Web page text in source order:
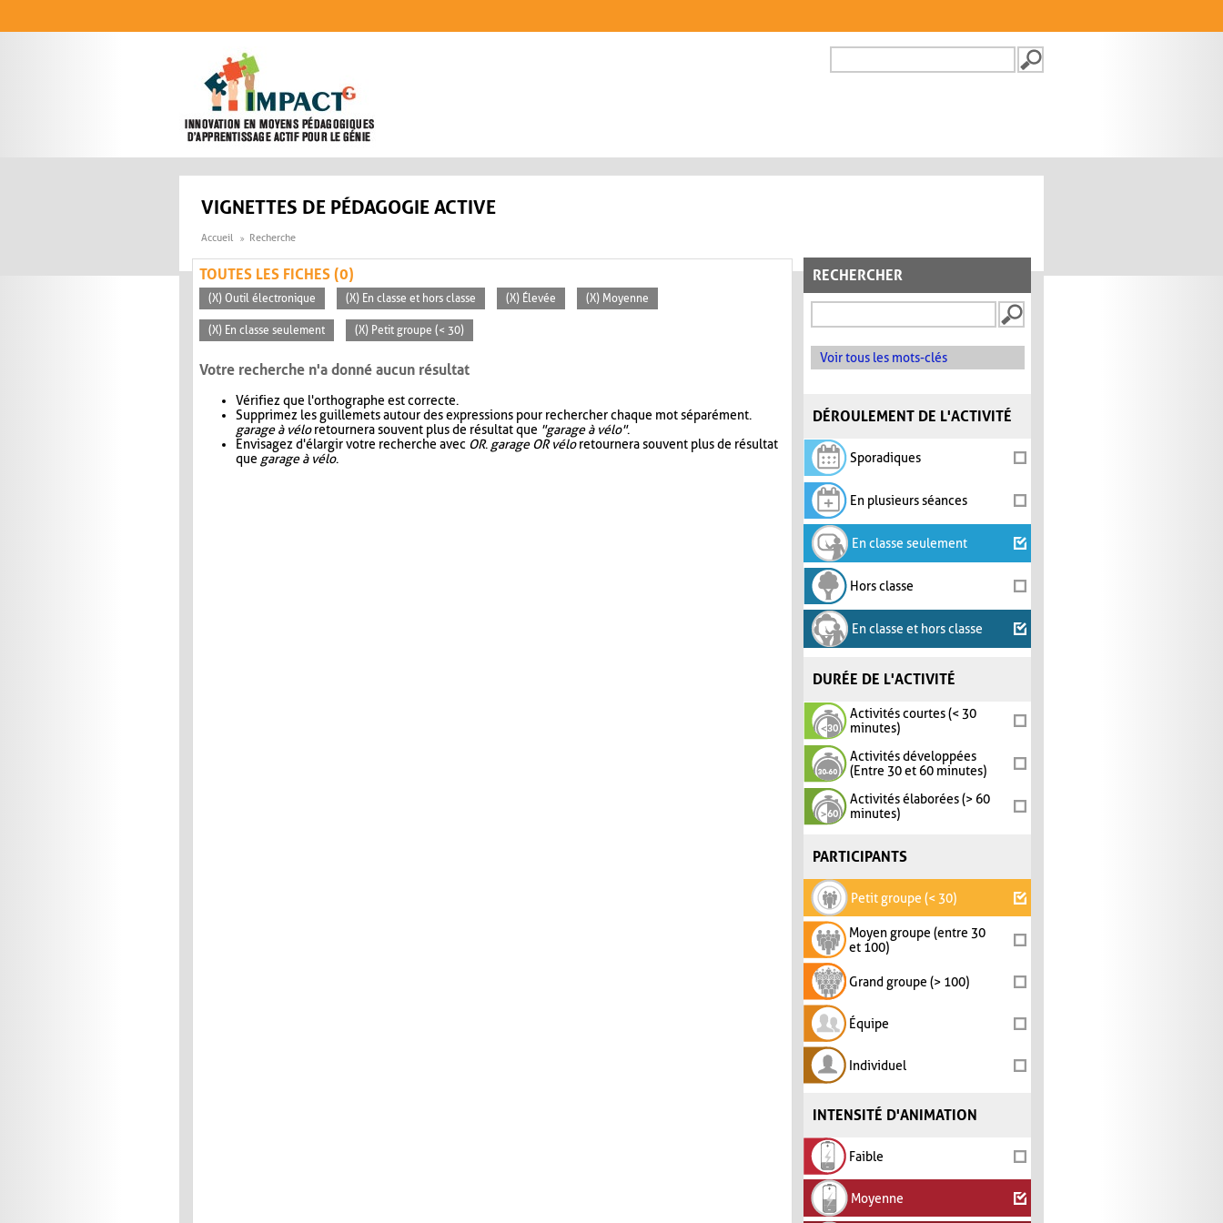
FORMULAIRE DE
VIGNETTES DE PÉDAGOGIE ACTIVE
Accueil Recherche
RECHERCHER
Voir tous les mots-clés
DÉROULEMENT DE L'ACTIVITÉ
Sporadiques
En plusieurs séances
En classe seulement
Hors classe
En classe et hors classe
DURÉE DE L'ACTIVITÉ
Activités courtes (< 30
minutes)
Activités développées
(Entre 30 et 60 minutes)
Activités élaborées (> 60
minutes)
PARTICIPANTS
Petit groupe (< 30)
Moyen groupe (entre 30
et 100)
Grand groupe (> 100)
Équipe
Individuel
INTENSITÉ D'ANIMATION
Faible
Moyenne
TOUTES LES FICHES (0)
(X) Outil électronique (X) En classe et hors classe (X) Élevée (X) Moyenne
(X) En classe seulement (X) Petit groupe (< 30)
Votre recherche n'a donné aucun résultat
Vérifiez que l'orthographe est correcte.
Supprimez les guillemets autour des expressions pour rechercher chaque mot séparément.
garage à véloretournera souvent plus de résultat que "garage à vélo".
Envisagez d'élargir votre recherche avec OR. garage OR véloretournera souvent plus de résultat
que garage à vélo.